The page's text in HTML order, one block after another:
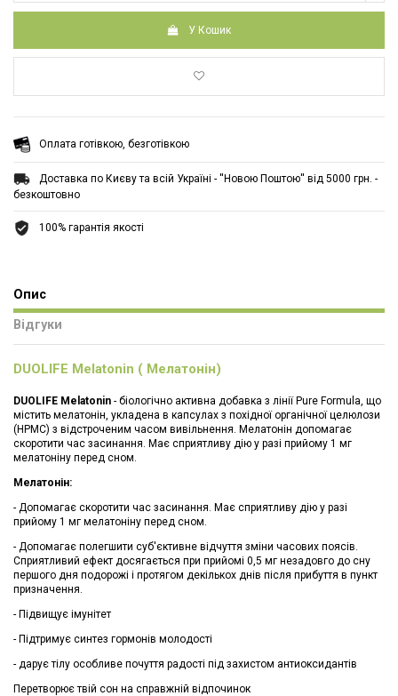
У Кошик
Оплата готівкою, безготівкою
Доставка по Києву та всій Україні - ''Новою Поштою'' від 5000 грн. -
безкоштовно
100% гарантія якості
Опис
Відгуки
DUOLIFE Melatonin ( Мелатонін)
DUOLIFE Melatonin - біологічно активна добавка з лінії Pure Formula, що
містить мелатонін, укладена в капсулах з похідної органічної целюлози
(HPMC) з відстроченим часом вивільнення. Мелатонін допомагає
скоротити час засинання. Має сприятливу дію у разі прийому 1 мг
мелатоніну перед сном.
Мелатонін:
- Допомагає скоротити час засинання. Має сприятливу дію у разі
прийому 1 мг мелатоніну перед сном.
- Допомагає полегшити суб'єктивне відчуття зміни часових поясів.
Сприятливий ефект досягається при прийомі 0,5 мг незадовго до сну
першого дня подорожі і протягом декількох днів після прибуття в пункт
призначення.
- Підвищує імунітет
- Підтримує синтез гормонів молодості
- дарує тілу особливе почуття радості під захистом антиоксидантів
Перетворює твій сон на справжній відпочинок